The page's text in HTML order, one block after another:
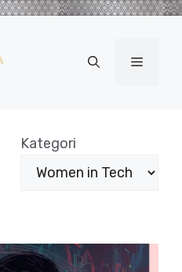
Menu
Kategori